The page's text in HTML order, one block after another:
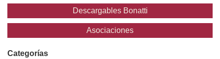
Descargables Bonatti
Asociaciones
Categorías